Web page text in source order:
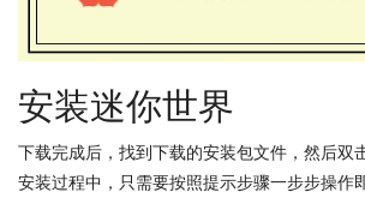
安装迷你世界
下载完成后，找到下载的安装包文件，然后双
安装过程中，只需要按照提示步骤一步步操作